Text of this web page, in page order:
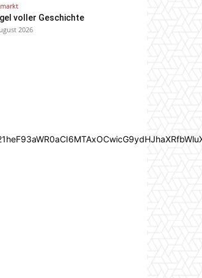
voller Geschichte
2026